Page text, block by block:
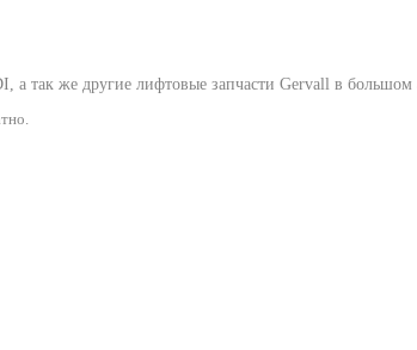
, а так же другие лифтовые запчасти Gervall в